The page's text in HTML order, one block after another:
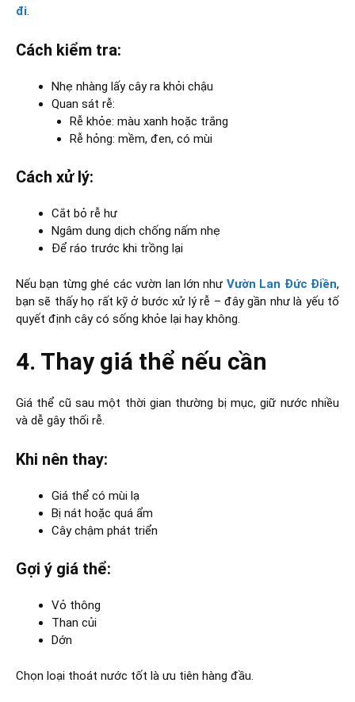
đi.
Cách kiểm tra:
Nhẹ nhàng lấy cây ra khỏi chậu
Quan sát rễ:
Rễ khỏe: màu xanh hoặc trắng
Rễ hỏng: mềm, đen, có mùi
Cách xử lý:
Cắt bỏ rễ hư
Ngâm dung dịch chống nấm nhẹ
Để ráo trước khi trồng lại
Nếu bạn từng ghé các vườn lan lớn như Vườn Lan Đức Điền,
bạn sẽ thấy họ rất kỹ ở bước xử lý rễ – đây gần như là yếu tố
quyết định cây có sống khỏe lại hay không.
4. Thay giá thể nếu cần
Giá thể cũ sau một thời gian thường bị mục, giữ nước nhiều
và dễ gây thối rễ.
Khi nên thay:
Giá thể có mùi lạ
Bị nát hoặc quá ẩm
Cây chậm phát triển
Gợi ý giá thể:
Vỏ thông
Than củi
Dớn
Chọn loại thoát nước tốt là ưu tiên hàng đầu.